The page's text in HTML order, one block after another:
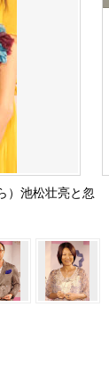
）池松壮亮と忽